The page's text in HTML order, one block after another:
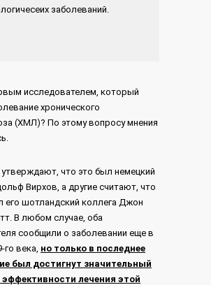
заболеваний.
исследователем, который
хронического
(ХМЛ)? По этому вопросу мнения
что это был немецкий
Вирхов, а другие считают, что
шотландский коллега Джон
В любом случае, оба
сообщили о заболевании еще в
го века, но только в последнее
был достигнут значительный
эффективности лечения этой